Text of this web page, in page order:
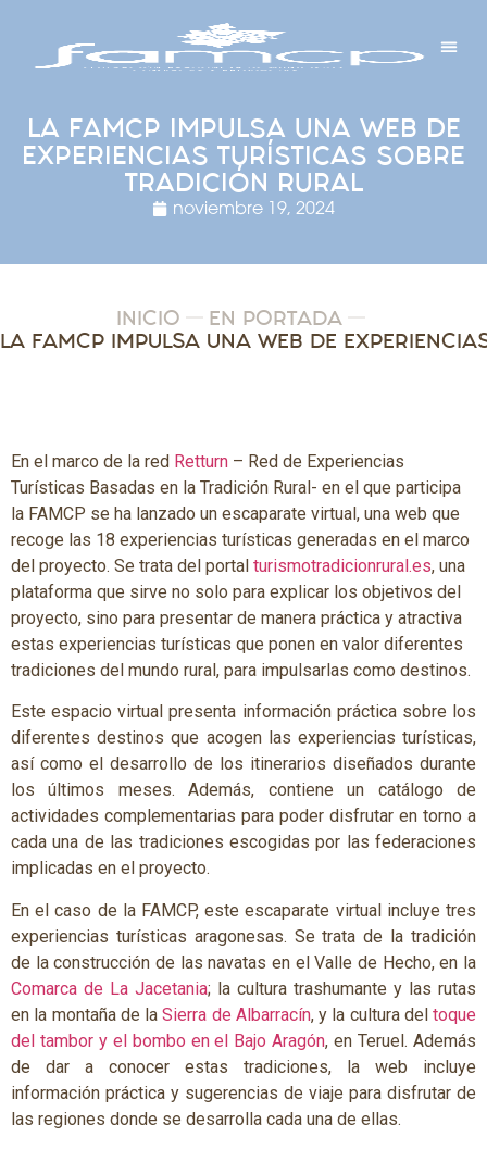
LA FAMCP IMPULSA UNA WEB DE
EXPERIENCIAS TURÍSTICAS SOBRE
TRADICIÓN RURAL
noviembre 19, 2024
INICIO EN PORTADA
En el marco de la red Retturn – Red de Experiencias
Turísticas Basadas en la Tradición Rural- en el que participa
la FAMCP se ha lanzado un escaparate virtual, una web que
recoge las 18 experiencias turísticas generadas en el marco
del proyecto. Se trata del portal turismotradicionrural.es, una
plataforma que sirve no solo para explicar los objetivos del
proyecto, sino para presentar de manera práctica y atractiva
estas experiencias turísticas que ponen en valor diferentes
tradiciones del mundo rural, para impulsarlas como destinos.
Este espacio virtual presenta información práctica sobre los
diferentes destinos que acogen las experiencias turísticas,
así como el desarrollo de los itinerarios diseñados durante
los últimos meses. Además, contiene un catálogo de
actividades complementarias para poder disfrutar en torno a
cada una de las tradiciones escogidas por las federaciones
implicadas en el proyecto.
En el caso de la FAMCP, este escaparate virtual incluye tres
experiencias turísticas aragonesas. Se trata de la tradición
de la construcción de las navatas en el Valle de Hecho, en la
Comarca de La Jacetania; la cultura trashumante y las rutas
en la montaña de laSierra de Albarracín, y la cultura del toque
del tambor y el bombo en el Bajo Aragón, en Teruel. Además
de dar a conocer estas tradiciones, la web incluye
información práctica y sugerencias de viaje para disfrutar de
las regiones donde se desarrolla cada una de ellas.